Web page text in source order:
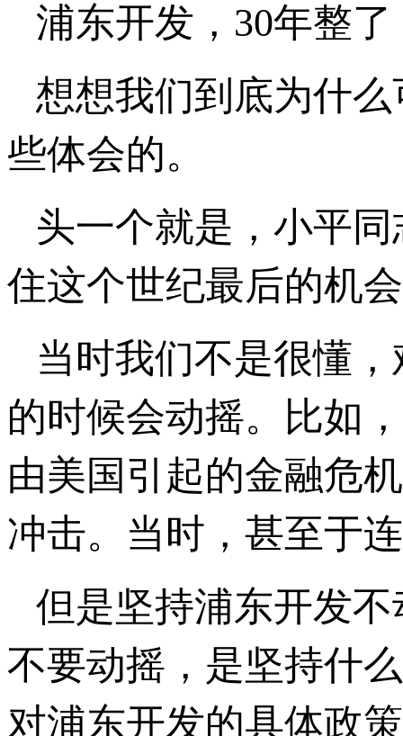
浦东开发，30年整
想想我们到底为什
些体会的。
头一个就是，小平
住这个世纪最后的机
当时我们不是很懂
的时候会动摇。比如
由美国引起的金融危
冲击。当时，甚至于
但是坚持浦东开发
不要动摇，是坚持什
对浦东开发的具体政